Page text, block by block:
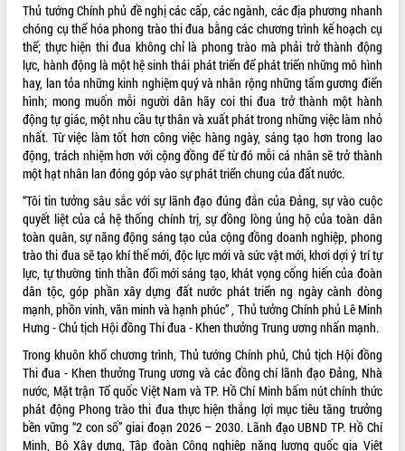
Hòn Yến phát triển du lịch gắn với bảo
tồn biển
Lấy ý kiến điều chỉnh Quy hoạch tỉnh
Đắk Lắk thời kỳ 2021-2030, tầm nhìn
đến năm 2050
Phát động chiến dịch 30 ngày đêm
giải phóng mặt bằng Tuyến đường bộ
ven biển
Đắk Lắk nỗ lực thúc đẩy tăng trưởng
kinh tế từ 10% trở lên trong Quý
II/2026
Đắk Lắk ký kết thỏa thuận hợp tác về
chuyển đổi số giai đoạn 2026 – 2030
với Tập đoàn Bưu chính Viễn thông
Việt Nam
Thứ trưởng Bộ Y tế làm việc với tỉnh
Đắk Lắk về phát triển nhân lực y tế
cho trạm y tế cấp xã
Du lịch Đắk Lắk nâng tầm trải nghiệm
du khách thông qua Hệ thống cơ sở dữ
liệu và Bản đồ số
Tập huấn ứng dụng trí tuệ nhân tạo (AI)
trong thương mại điện tử năm 2026
Thủ tướng Chính phủ đề nghị các cấp, các ngành, các địa phương nhanh
chóng cụ thể hóa phong trào thi đua bằng các chương trình kế hoạch cụ
thể; thực hiện thi đua không chỉ là phong trào mà phải trở thành động
lực, hành động là một hệ sinh thái phát triển để phát triển những mô hình
hay, lan tỏa những kinh nghiệm quý và nhân rộng những tấm gương điển
hình; mong muốn mỗi người dân hãy coi thi đua trở thành một hành
động tự giác, một nhu cầu tự thân và xuất phát trong những việc làm nhỏ
nhất. Từ việc làm tốt hơn công việc hàng ngày, sáng tạo hơn trong lao
động, trách nhiệm hơn với cộng đồng để từ đó mỗi cá nhân sẽ trở thành
một hạt nhân lan đóng góp vào sự phát triển chung của đất nước.
“Tôi tin tưởng sâu sắc với sự lãnh đạo đúng đắn của Đảng, sự vào cuộc
quyết liệt của cả hệ thống chính trị, sự đồng lòng ủng hộ của toàn dân
toàn quân, sự năng động sáng tạo của cộng đồng doanh nghiệp, phong
trào thi đua sẽ tạo khí thế mới, độc lực mới và sức vật mới, khơi dợi ý trí tự
lực, tự thường tinh thần đổi mới sáng tạo, khát vọng cống hiến của đoàn
dân tộc, góp phần xây dựng đất nước phát triển ng ngày cành dòng
mạnh, phồn vinh, văn minh và hạnh phúc” , Thủ tưởng Chính phủ Lê Minh
Hưng - Chủ tịch Hội đồng Thi đua - Khen thưởng Trung ương nhấn mạnh.
Trong khuôn khổ chương trình, Thủ tướng Chính phủ, Chủ tịch Hội đồng
Thi đua - Khen thưởng Trung ương và các đồng chí lãnh đạo Đảng, Nhà
nước, Mặt trận Tổ quốc Việt Nam và TP. Hồ Chí Minh bấm nút chính thức
phát động Phong trào thi đua thực hiện thắng lợi mục tiêu tăng trưởng
bền vững “2 con số” giai đoạn 2026 – 2030. Lãnh đạo UBND TP. Hồ Chí
Minh, Bộ Xây dựng, Tập đoàn Công nghiệp năng lượng quốc gia Việt